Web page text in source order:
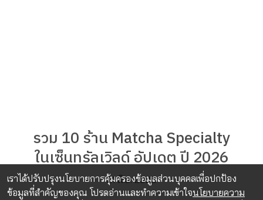
รวม 10 ร้าน Matcha Specialty
ในเซ็นทรัลเวิลด์ อัปเดต ปี 2026
21 มิ.ย. 2026
เราได้ปรับปรุงนโยบายการคุ้มครองข้อมูลส่วนบุคคลเพื่อปกป้อง
ข้อมูลที่สำคัญของคุณ โปรดอ่านและทำความเข้าใจนโยบายความ